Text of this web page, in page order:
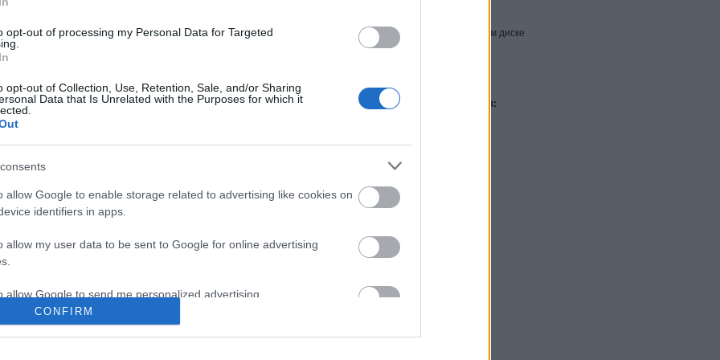
opt-out of processing my Personal Data for Targeted
opt-out of Collection, Use, Retention, Sale, and/or Sharing
Data that Is Unrelated with the Purposes for which it
allow Google to enable storage related to advertising like cookies on
identifiers in apps.
allow my user data to be sent to Google for online advertising
allow Google to send me personalized advertising.
CONFIRM
Microsoft ISA Server 2006 Standard Edition/ Forefront TMG
Standard Edition Console
2.5 Гб свободного пространства на жестком диске
Программные требования к компьютеру, на который устанавливается Консоль управления:
Microsoft Windows 7 Professional / Enterprise / Ultimate
Edition
Edition
Microsoft Windows Server 2008
Edition
Microsoft Windows Server 2003 x64 Enterprise / Standard
Microsoft Windows Server 2003 x64 SP2
1 Гб оперативной памяти